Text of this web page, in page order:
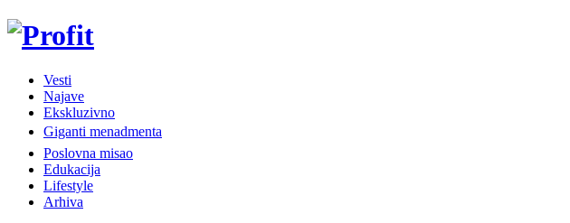
Vesti
Najave
Ekskluzivno
Giganti menadmenta
Poslovna misao
Edukacija
Lifestyle
Arhiva